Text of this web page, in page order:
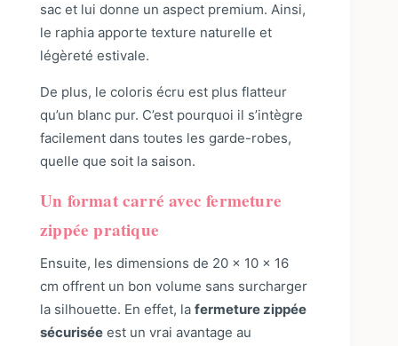
sac et lui donne un aspect premium. Ainsi,
le raphia apporte texture naturelle et
légèreté estivale.
De plus, le coloris écru est plus flatteur
qu’un blanc pur. C’est pourquoi il s’intègre
facilement dans toutes les garde-robes,
quelle que soit la saison.
Un format carré avec fermeture
zippée pratique
Ensuite, les dimensions de 20 × 10 × 16
cm offrent un bon volume sans surcharger
la silhouette. En effet, la fermeture zippée
sécurisée est un vrai avantage au